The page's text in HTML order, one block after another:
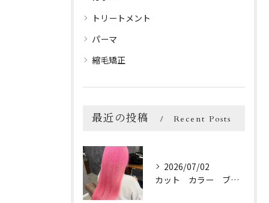
トリートメント
パーマ
縮毛矯正
最近の投稿 Recent Posts
2026/07/02
カット カラー ブリーチ トリートメント